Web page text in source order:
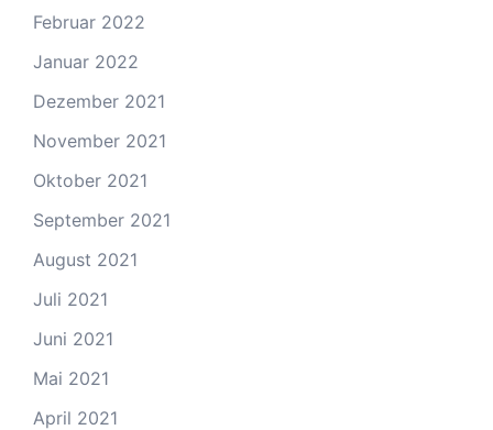
Februar 2022
Januar 2022
Dezember 2021
November 2021
Oktober 2021
September 2021
August 2021
Juli 2021
Juni 2021
Mai 2021
April 2021